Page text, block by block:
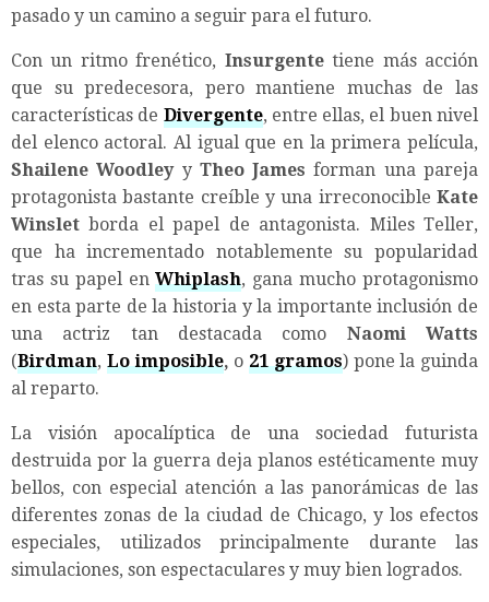
pasado y un camino a seguir para el futuro.
Con un ritmo frenético, Insurgentetiene más acción
que su predecesora, pero mantiene muchas de las
características de Divergente, entre ellas, el buen nivel
del elenco actoral. Al igual que en la primera película,
Shailene Woodley yTheo James forman una pareja
protagonista bastante creíble y una irreconocible Kate
Winslet borda el papel de antagonista. Miles Teller,
que ha incrementado notablemente su popularidad
tras su papel enWhiplash, gana mucho protagonismo
en esta parte de la historia y la importante inclusión de
una actriz tan destacada como Naomi Watts
(Birdman, Lo imposible, o 21 gramos) pone la guinda
al reparto.
La visión apocalíptica de una sociedad futurista
destruida por la guerra deja planos estéticamente muy
bellos, con especial atención a las panorámicas de las
diferentes zonas de la ciudad de Chicago, y los efectos
especiales, utilizados principalmente durante las
simulaciones, son espectaculares y muy bien logrados.